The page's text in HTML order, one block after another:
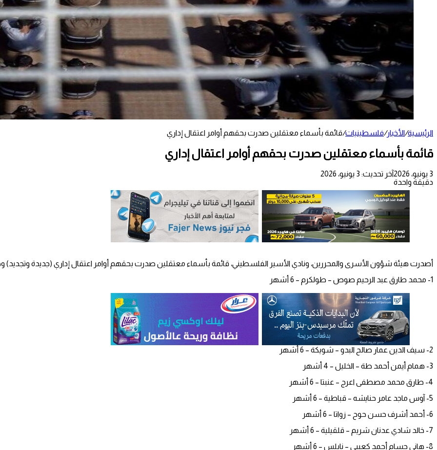
الرئيسية/الأخبار/فلسطينيات/قائمة بأسماء معتقلين صدرت بحقهم أوامر اعتقال إداري
قائمة بأسماء معتقلين صدرت بحقهم أوامر اعتقال إداري
3 يونيو، 2026
آخر تحديث: 3 يونيو، 2026
دقيقة واحدة
أصدرت هيئة شؤون الأسرى والمحررين، ونادي الأسير الفلسطيني، قائمة بأسماء معتقلين صدرت بحقهم أوامر اعتقال إداري (جديدة وتجديد)
1- محمد طارق عبد الرحيم صوص – طولكرم – 6 أشهر
2- سيف الدين عمار صالح البدو – شويكة – 6 أشهر
3- همام أيمن أحمد طة – الخليل – 4 أشهر
4- طارق محمد مصطفى اعرج – عنبتا – 6 أشهر
5- آوس ماجد عامر حنايشه – قباطية – 6 أشهر
6- أحمد أشرف حسن حوح – زواتا – 6 أشهر
7- خالد شادي عدنان شريم – قلقيلية – 6 أشهر
8- هاني حسام أحمد كعبيي – نابلس – 6 أشهر